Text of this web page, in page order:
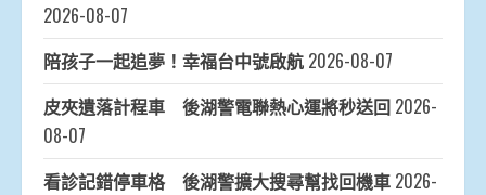
2026-08-07
陪孩子一起追夢！幸福台中號啟航 2026-08-07
皮夾遺落計程車 後湖警電聯熱心運將秒送回 2026-
08-07
看診記錯停車格 後湖警擴大搜尋幫找回機車 2026-